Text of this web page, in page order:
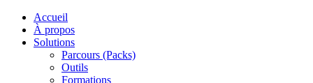
Accueil
À propos
Solutions
Parcours (Packs)
Outils
Formations